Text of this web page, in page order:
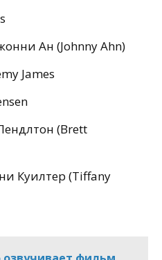
Ан (Johnny Ahn)
James
(Brett
Куилтер (Tiffany